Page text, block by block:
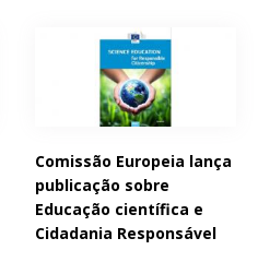
Comissão Europeia lança
publicação sobre
Educação científica e
Cidadania Responsável